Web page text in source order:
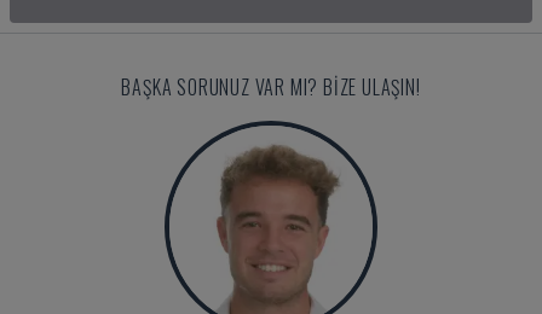
BAŞKA SORUNUZ VAR MI? BIZE ULAŞIN!